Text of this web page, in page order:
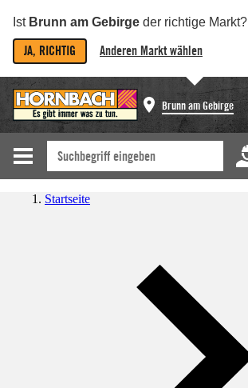
Ist Brunn am Gebirge der richtige Markt?
JA, RICHTIG Anderen Markt wählen
Brunn am Gebirge
Startseite